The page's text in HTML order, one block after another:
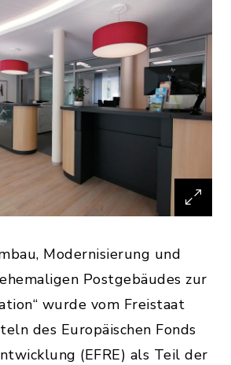
Modernisierung und
Postgebäudes zur
wurde vom Freistaat
des Europäischen Fonds
(EFRE) als Teil der